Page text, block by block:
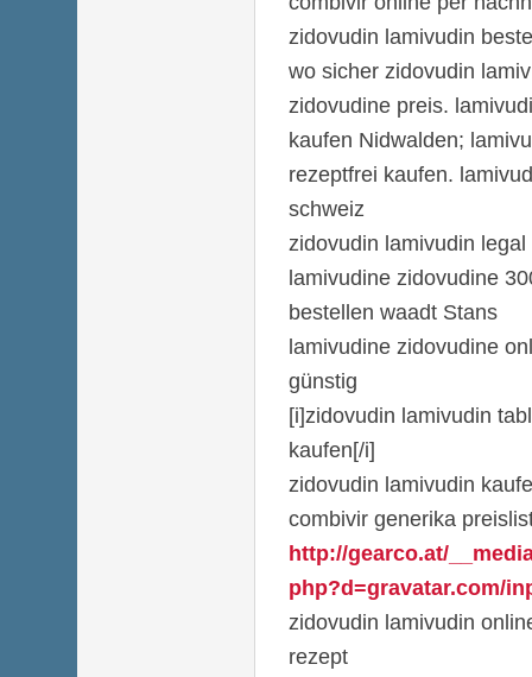
zidovudin lamivudin
wo sicher zidovudin
zidovudine preis.
kaufen Nidwalden;
rezeptfrei kaufen.
schweiz
zidovudin lamivudin
lamivudine zidovudine
bestellen waadt Stans
lamivudine zidovudine
günstig
[i]zidovudin lamivudin
kaufen[/i]
zidovudin lamivudin
combivir generika
http://gearco.at/
php?d=gravatar.com/
zidovudin lamivudin
rezept